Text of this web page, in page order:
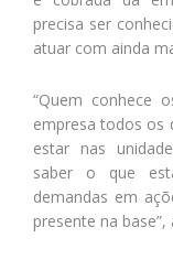
precisa ser
atuar com ainda
“Quem conhece
empresa todos os
estar nas
saber o que
demandas em
presente na